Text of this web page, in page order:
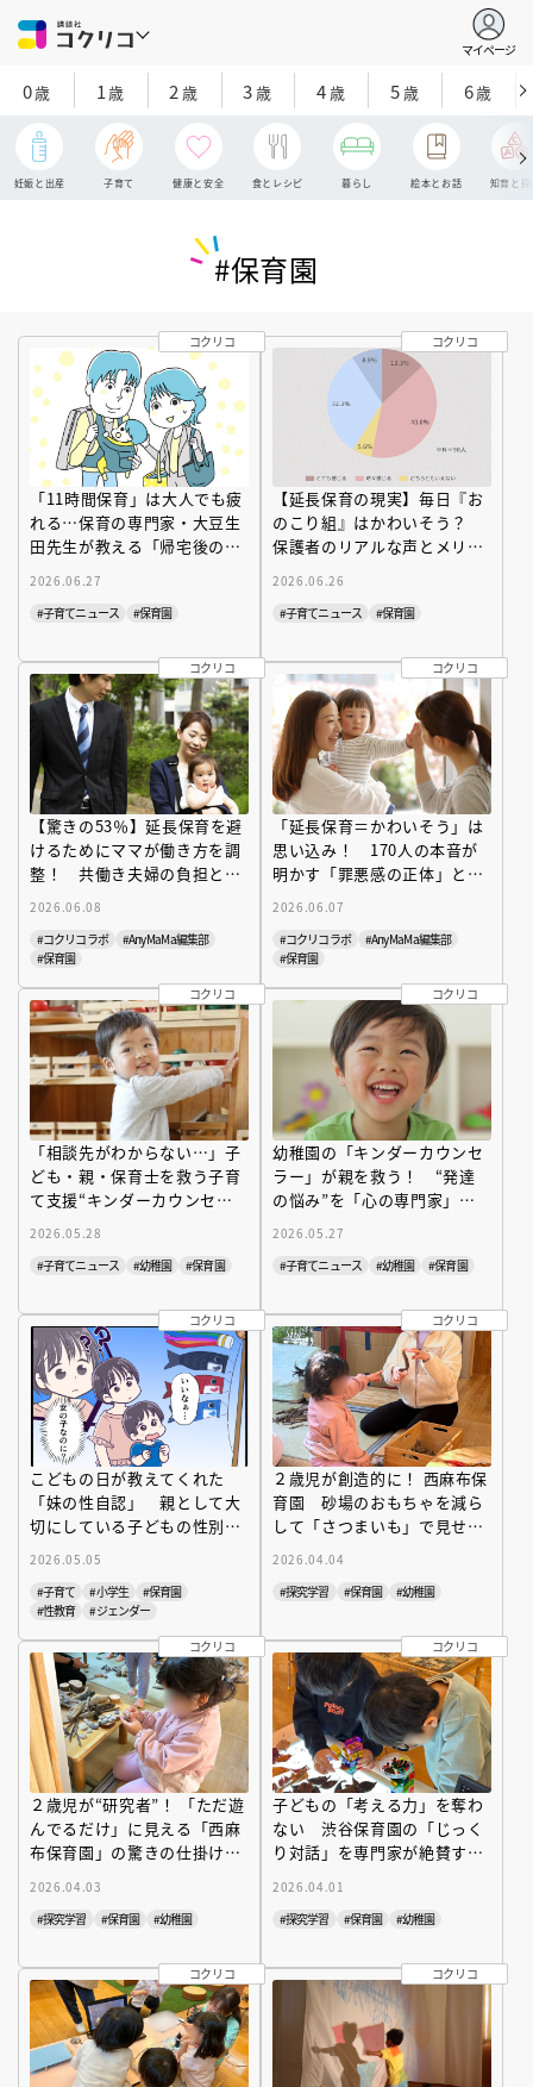
マイページ
0歳 1歳 2 歳 3歳 4歳 5歳 6歳
妊娠と出産 子育て 健康と安全 食とレシピ 暮らし 絵本とお話 知育と探
#保育園
コクリコ
「11時間保育」は大人でも疲
れる…保育の専門家・大豆生
田先生が教える「帰宅後の修
2026.06.27
#子育てニュース
#保育園
コクリコ
【延長保育の現実】毎日『お
のこり組』はかわいそう？
保護者のリアルな声とメリッ
2026.06.26
#子育てニュース
#保育園
コクリコ
【驚きの53％】延長保育を避
けるためにママが働き方を調
整！ 共働き夫婦の負担と分
2026.06.08
#コクリコラボ
#Any MaMa編集部
#保育園
コクリコ
「延長保育＝かわいそう」は
思い込み！ 170人の本音が
明かす「罪悪感の正体」と親
2026.06.07
#コクリコラボ
#Any MaMa編集部
#保育園
コクリコ
「相談先がわからない…」子
ども・親・保育士を救う子育
て支援“キンダーカウンセラ
ー”とは
2026.05.28
#子育てニュース
#幼稚園 #保育園
コクリコ
幼稚園の「キンダーカウンセ
ラー」が親を救う！ “発達
の悩み”を「心の専門家」に
相談できるメリットとは
2026.05.27
#子育てニュース
#幼稚園 #保育園
コクリコ
こどもの日が教えてくれた
「妹の性自認」 親として大
切にしている子どもの性別へ
の感覚
2026.05.05
#子育て
#小学生
#保育園
#性教育
#ジェンダー
コクリコ
２歳児が創造的に！ 西麻布保
育園 砂場のおもちゃを減ら
して「さつまいも」で見せた
驚きの想像力とは？
2026.04.04
#探究学習
#保育園 #幼稚園
コクリコ
２歳児が“研究者”！ 「ただ遊
んでるだけ」に見える「西麻
布保育園」の驚きの仕掛けと
2026.04.03
#探究学習
#保育園 #幼稚園
コクリコ
子どもの「考える力」を奪わ
ない 渋谷保育園の「じっく
り対話」を専門家が絶賛する
2026.04.01
#探究学習
#保育園 #幼稚園
コクリコ コクリコ